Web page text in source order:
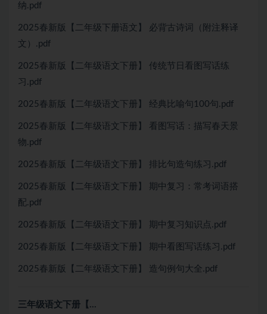
纳.pdf
2025春新版【二年级下册语文】 必背古诗词（附注释译
文）.pdf
2025春新版【二年级语文下册】 传统节日看图写话练
习.pdf
2025春新版【二年级语文下册】 经典比喻句100句.pdf
2025春新版【二年级语文下册】 看图写话：描写春天景
物.pdf
2025春新版【二年级语文下册】 排比句造句练习.pdf
2025春新版【二年级语文下册】 期中复习：常考词语搭
配.pdf
2025春新版【二年级语文下册】 期中复习知识点.pdf
2025春新版【二年级语文下册】 期中看图写话练习.pdf
2025春新版【二年级语文下册】 造句例句大全.pdf
三年级语文下册【…